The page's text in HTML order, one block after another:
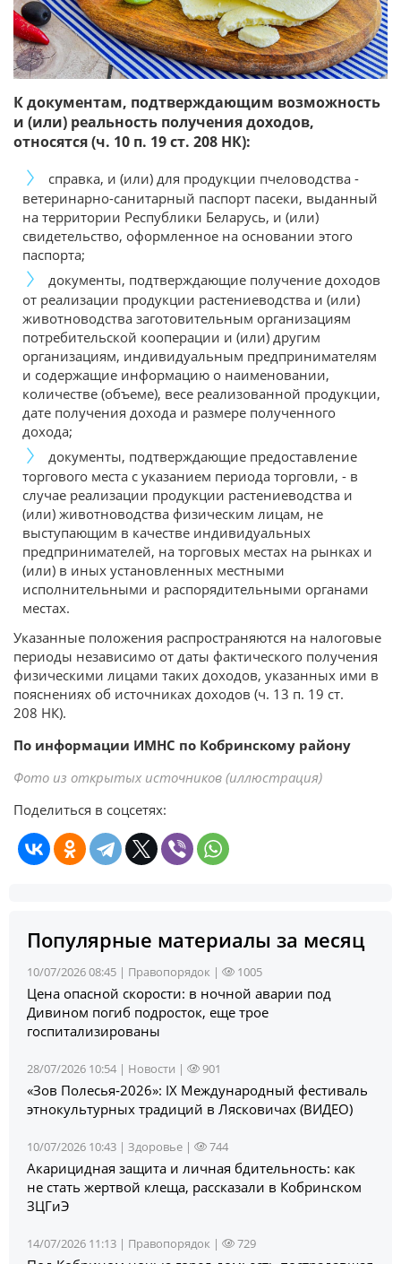
К документам, подтверждающим возможность
и (или) реальность получения доходов,
относятся (ч. 10 п. 19 ст. 208 НК):
справка, и (или) для продукции пчеловодства -
ветеринарно-санитарный паспорт пасеки, выданный
на территории Республики Беларусь, и (или)
свидетельство, оформленное на основании этого
паспорта;
документы, подтверждающие получение доходов
от реализации продукции растениеводства и (или)
животноводства заготовительным организациям
потребительской кооперации и (или) другим
организациям, индивидуальным предпринимателям
и содержащие информацию о наименовании,
количестве (объеме), весе реализованной продукции,
дате получения дохода и размере полученного
дохода;
документы, подтверждающие предоставление
торгового места с указанием периода торговли, - в
случае реализации продукции растениеводства и
(или) животноводства физическим лицам, не
выступающим в качестве индивидуальных
предпринимателей, на торговых местах на рынках и
(или) в иных установленных местными
исполнительными и распорядительными органами
местах.
Указанные положения распространяются на налоговые
периоды независимо от даты фактического получения
физическими лицами таких доходов, указанных ими в
пояснениях об источниках доходов (ч. 13 п. 19 ст.
208 НК).
По информации ИМНС по Кобринскому району
Фото из открытых источников (иллюстрация)
Поделиться в соцсетях:
Популярные материалы за месяц
10/07/2026 08:45 | Правопорядок | 1005
Цена опасной скорости: в ночной аварии под
Дивином погиб подросток, еще трое
госпитализированы
28/07/2026 10:54 | Новости | 901
«Зов Полесья‑2026»: IX Международный фестиваль
этнокультурных традиций в Лясковичах (ВИДЕО)
10/07/2026 10:43 | Здоровье | 744
Акарицидная защита и личная бдительность: как
не стать жертвой клеща, рассказали в Кобринском
ЗЦГиЭ
14/07/2026 11:13 | Правопорядок | 729